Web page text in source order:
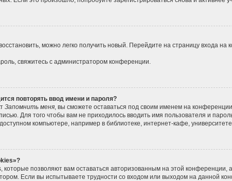
можно легко получить новый. Перейдите на страницу входа
свяжитесь с администратором конференции.
повторять ввод имени и пароля?
Запомнить меня, вы сможете оставаться под своим именем на
Для того чтобы вам не приходилось вводить имя пользователя и
компьютере, например в библиотеке, интернет-кафе, университете
позволяют вам оставаться авторизованным на этой
Если вы испытываете трудности со входом или выходом на данной